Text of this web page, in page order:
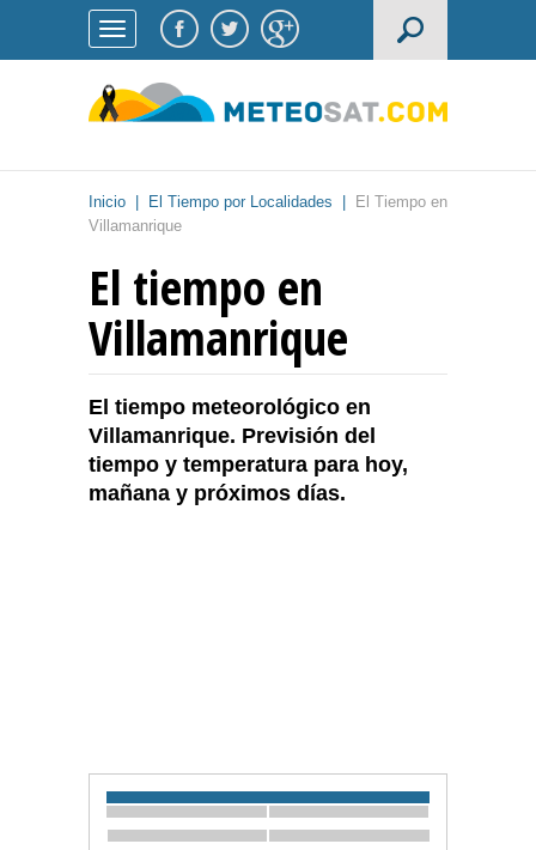
Inicio El Tiempo por Localidades
El Tiempo en
Villamanrique
El tiempo en
Villamanrique
El tiempo meteorológico en
Villamanrique. Previsión del
tiempo y temperatura para hoy,
mañana y próximos días.